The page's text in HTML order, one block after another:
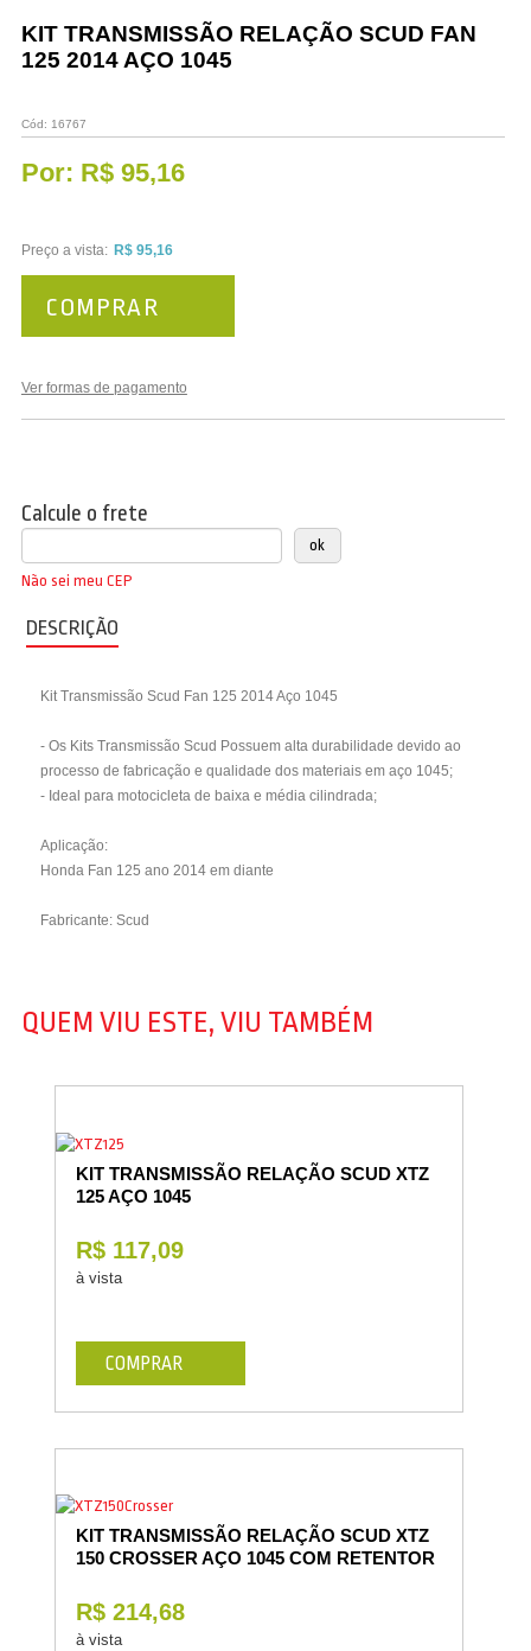
Promoções
KIT TRANSMISSÃO RELAÇÃO SCUD FAN
125 2014 AÇO 1045
Cód: 16767
Por: R$ 95,16
Preço a vista: R$ 95,16
Ver formas de pagamento
COMPRAR
Calcule o frete
Não sei meu CEP
DESCRIÇÃO
Kit Transmissão Scud Fan 125 2014 Aço 1045
- Os Kits Transmissão Scud Possuem alta durabilidade devido ao
processo de fabricação e qualidade dos materiais em aço 1045;
- Ideal para motocicleta de baixa e média cilindrada;
Aplicação:
Honda Fan 125 ano 2014 em diante
Fabricante: Scud
QUEM VIU ESTE, VIU TAMBÉM
KIT TRANSMISSÃO RELAÇÃO SCUD XTZ
125 AÇO 1045
R$ 117,09
à vista
COMPRAR
KIT TRANSMISSÃO RELAÇÃO SCUD XTZ
150 CROSSER AÇO 1045 COM RETENTOR
R$ 214,68
à vista